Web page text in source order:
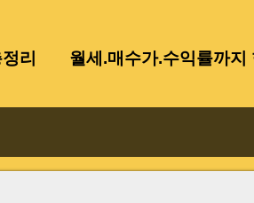
리 월세.매수가.수익률까지